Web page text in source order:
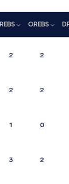
REBS O.REBS
2 2
2 2
1 0
3 2